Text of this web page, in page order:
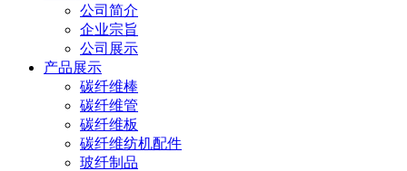
公司简介
企业宗旨
公司展示
产品展示
碳纤维棒
碳纤维管
碳纤维板
碳纤维纺机配件
玻纤制品